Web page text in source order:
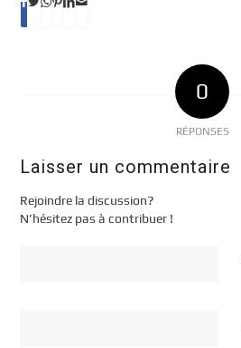
0
RÉPONSES
Laisser un commentaire
Rejoindre la discussion?
N’hésitez pas à contribuer !